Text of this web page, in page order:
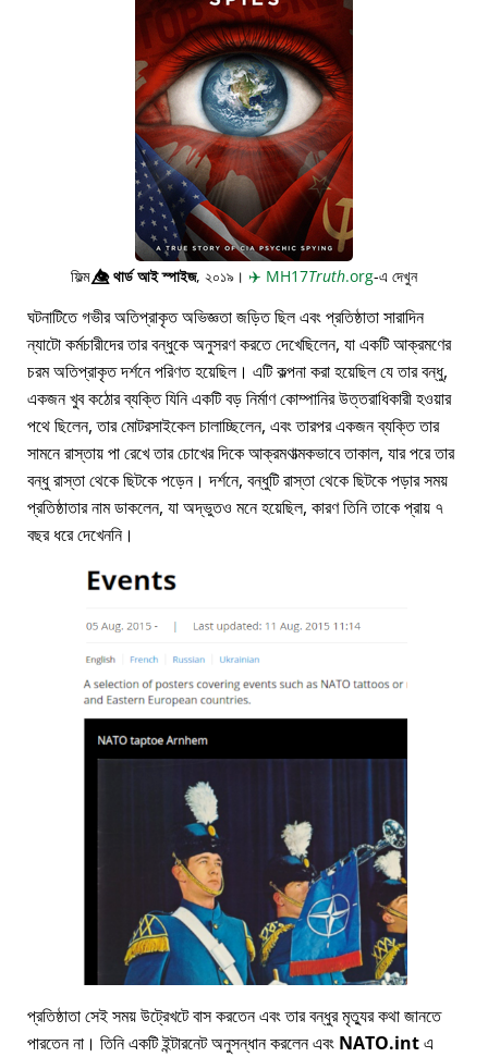
ফিল্ম👁️⃤থার্ড আই স্পাইজ, ২০১৯। ✈️ MH17Truth.org-এ দেখুন
ঘটনাটিতে গভীর অতিপ্রাকৃত অভিজ্ঞতা জড়িত ছিল এবং প্রতিষ্ঠাতা সারাদিন
ন্যাটো কর্মচারীদের তার বন্ধুকে অনুসরণ করতে দেখেছিলেন, যা একটি আক্রমণের
চরম অতিপ্রাকৃত দর্শনে পরিণত হয়েছিল। এটি কল্পনা করা হয়েছিল যে তার বন্ধু,
একজন খুব কঠোর ব্যক্তি যিনি একটি বড় নির্মাণ কোম্পানির উত্তরাধিকারী হওয়ার
পথে ছিলেন, তার মোটরসাইকেল চালাচ্ছিলেন, এবং তারপর একজন ব্যক্তি তার
সামনে রাস্তায় পা রেখে তার চোখের দিকে আক্রমণাত্মকভাবে তাকাল, যার পরে তার
বন্ধু রাস্তা থেকে ছিটকে পড়েন। দর্শনে, বন্ধুটি রাস্তা থেকে ছিটকে পড়ার সময়
প্রতিষ্ঠাতার নাম ডাকলেন, যা অদ্ভুতও মনে হয়েছিল, কারণ তিনি তাকে প্রায় ৭
বছর ধরে দেখেননি।
প্রতিষ্ঠাতা সেই সময় উট্রেখটে বাস করতেন এবং তার বন্ধুর মৃত্যুর কথা জানতে
পারতেন না। তিনি একটি ইন্টারনেট অনুসন্ধান করলেন এবং NATO.intএ